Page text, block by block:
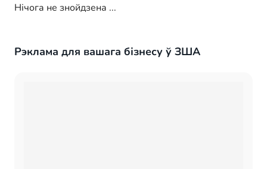
Нічога не знойдзена ...
Рэклама для вашага бізнесу ў ЗША